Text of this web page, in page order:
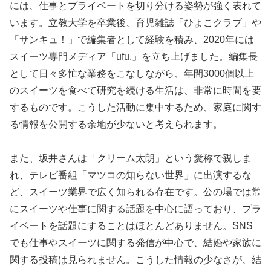
には、仕事とプライベートを切り分ける姿勢が強く表れて
います。立教大学を卒業後、育児雑誌「ひよこクラブ」や
「サンキュ！」で編集者として経験を積み、2020年には
スイーツ専門メディア「ufu.」を立ち上げました。編集長
として日々多忙な業務をこなしながら、年間3000個以上
のスイーツを食べて研究を続ける生活は、非常に時間を要
するものです。こうした活動に集中するため、家庭に関す
る情報を公開する余地が少ないと考えられます。
また、坂井さんは「クリーム太朗」という愛称で親しま
れ、テレビ番組「マツコの知らない世界」に出演するな
ど、スイーツ業界で広く知られる存在です。公の場では常
にスイーツや仕事に関する話題を中心に語っており、プラ
イベートを話題にすることはほとんどありません。SNS
でも仕事やスイーツに関する発信が中心で、結婚や家族に
関する投稿は見られません。こうした情報の少なさが、結